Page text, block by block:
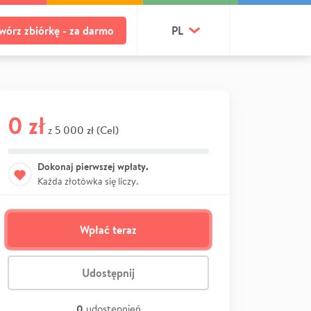
zbiórkę - za darmo PL
0 zł z 5 000 zł (Cel)
Dokonaj pierwszej wpłaty.
Każda złotówka się liczy.
Wpłać teraz
Udostępnij